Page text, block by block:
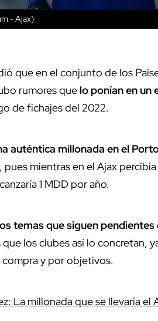
- Ajax)
que en el conjunto de los
rumores que lo ponían en un
de fichajes del 2022.
auténtica millonada en el
mientras en el Ajax
1 MDD por año.
temas que siguen pendientes
los clubes así lo concretan,
y por objetivos.
La millonada que se llevaría el